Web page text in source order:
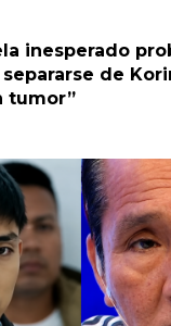
inesperado
de
tumor”